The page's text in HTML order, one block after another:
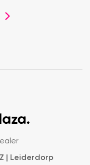
| Leiderdorp